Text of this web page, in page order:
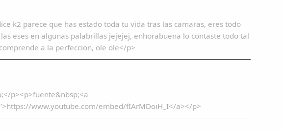
k2 parece que has estado toda tu vida tras las camaras, eres todo
eses en algunas palabrillas jejejej, enhorabuena lo contaste todo tal
a la perfeccion, ole ole</p>
p><p>fuente&nbsp;<a
www.youtube.com/embed/fIArMDoiH_I</a></p>